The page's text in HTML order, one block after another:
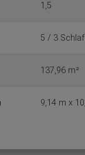
1,5
5 / 3
137,96 m²
9,14 m x